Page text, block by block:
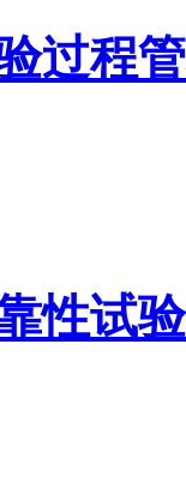
过程
性试